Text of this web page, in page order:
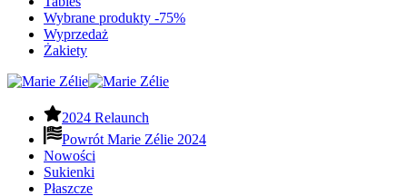
Wybrane produkty -75%
Wyprzedaż
Żakiety
2024 Relaunch
Powrót Marie Zélie 2024
Nowości
Sukienki
Płaszcze